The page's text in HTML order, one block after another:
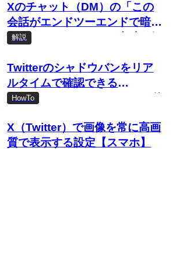
Xのチャット（DM）の「この
会話がエンドツーエンドで暗号
化されました」とは？意味を解
解説
Twitterのシャドウバンをリア
ルタイムで確認できる
「Shadowban Scanner」の使
HowTo
X（Twitter）で画像を常に高画
質で表示する設定【スマホ】